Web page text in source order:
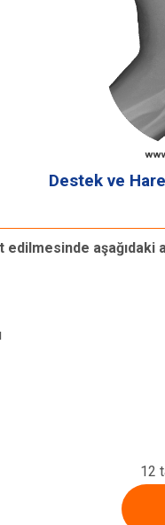
Destek ve
edilmesinde aşağıdaki
12